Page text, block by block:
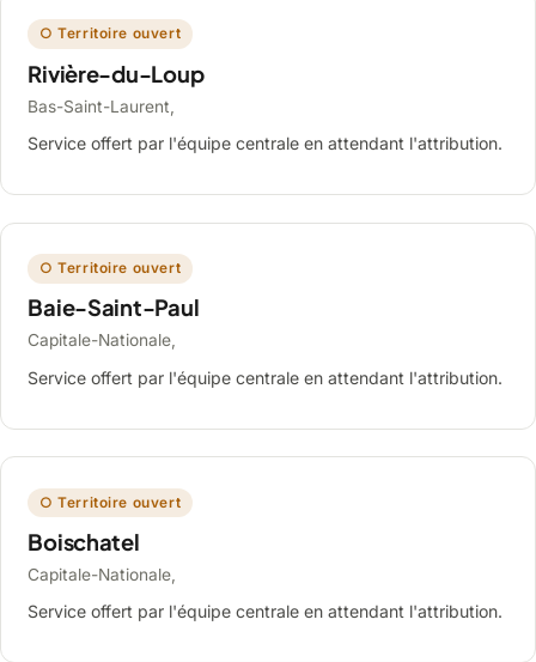
○ Territoire ouvert
Rivière-du-Loup
Bas-Saint-Laurent,
Service offert par l'équipe centrale en attendant l'attribution.
○ Territoire ouvert
Baie-Saint-Paul
Capitale-Nationale,
Service offert par l'équipe centrale en attendant l'attribution.
○ Territoire ouvert
Boischatel
Capitale-Nationale,
Service offert par l'équipe centrale en attendant l'attribution.